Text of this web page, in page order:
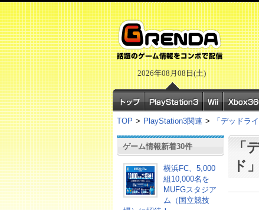
2026年08月08日(土)
TOP > PlayStation3関連 > 「デッドラ
ゲーム情報新着30件
横浜FC、5,000
組10,000名を
MUFGスタジア
ム（国立競技
「
ド